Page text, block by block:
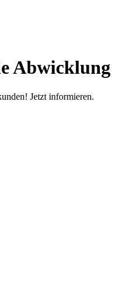
Abwicklung
Jetzt informieren.